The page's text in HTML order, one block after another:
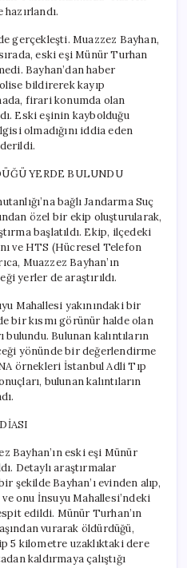
gerçekleşti. Muazzez Bayhan,
eski eşi Münür Turhan
Bayhan’dan haber
bildirerek kayıp
firari konumda olan
Eski eşinin kaybolduğu
olmadığını iddia eden
YERDE BULUNDU
bağlı Jandarma Suç
özel bir ekip oluşturularak,
başlatıldı. Ekip, ilçedeki
ve HTS (Hücresel Telefon
Muazzez Bayhan’ın
yerler de araştırıldı.
Mahallesi yakınındaki bir
bir kısmı görünür halde olan
Bulunan kalıntıların
yönünde bir değerlendirme
örnekleri İstanbul Adli Tıp
bulunan kalıntıların
Bayhan’ın eski eşi Münür
Detaylı araştırmalar
şekilde Bayhan’ı evinden alıp,
ve onu İnsuyu Mahallesi’ndeki
edildi. Münür Turhan’ın
vurarak öldürdüğü,
5 kilometre uzaklıktaki dere
kaldırmaya çalıştığı